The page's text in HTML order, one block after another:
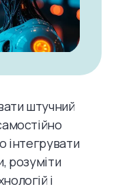
штучний
інтегрувати
розуміти
і